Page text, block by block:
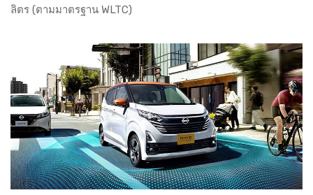
ลิตร (ตามมาตรฐาน WLTC)